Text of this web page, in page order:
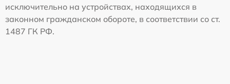
исключительно на устройствах, находящихся в
законном гражданском обороте, в соответствии со ст.
1487 ГК РФ.